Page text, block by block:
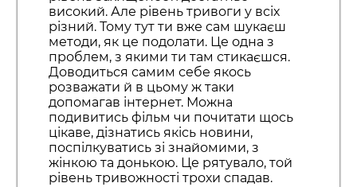
високий. Але рівень тривоги у всіх
різний. Тому тут ти вже сам шукаєш
методи, як це подолати. Це одна з
проблем, з якими ти там стикаєшся.
Доводиться самим себе якось
розважати й в цьому ж таки
допомагав інтернет. Можна
подивитись фільм чи почитати щось
цікаве, дізнатись якісь новини,
поспілкуватись зі знайомими, з
жінкою та донькою. Це рятувало, той
рівень тривожності трохи спадав.